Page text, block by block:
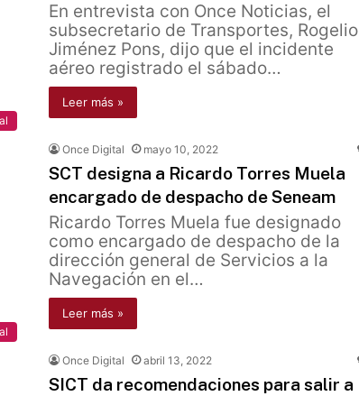
En entrevista con Once Noticias, el
subsecretario de Transportes, Rogelio
Jiménez Pons, dijo que el incidente
aéreo registrado el sábado…
Leer más »
Once Digital mayo 10, 2022
SCT designa a Ricardo Torres Muela
encargado de despacho de Seneam
Ricardo Torres Muela fue designado
como encargado de despacho de la
dirección general de Servicios a la
Navegación en el…
Leer más »
Once Digital abril 13, 2022
SICT da recomendaciones para salir a